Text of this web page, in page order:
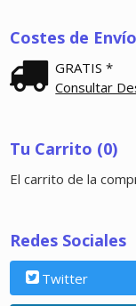
Costes de Envío
GRATIS *
Consultar
Tu Carrito (0)
El carrito de la
Redes Sociales
Twitter